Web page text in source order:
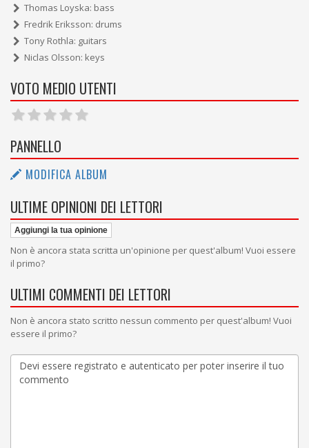
Thomas Loyska: bass
Fredrik Eriksson: drums
Tony Rothla: guitars
Niclas Olsson: keys
VOTO MEDIO UTENTI
PANNELLO
MODIFICA ALBUM
ULTIME OPINIONI DEI LETTORI
Aggiungi la tua opinione
Non è ancora stata scritta un'opinione per quest'album! Vuoi essere
il primo?
ULTIMI COMMENTI DEI LETTORI
Non è ancora stato scritto nessun commento per quest'album! Vuoi
essere il primo?